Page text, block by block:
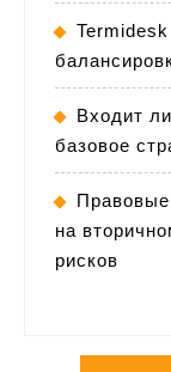
Входит
базовое
на
рисков